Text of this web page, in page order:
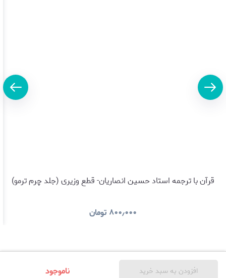
افزودن به سبد خرید ناموجود
قرآن با ترجمه استاد حسین انصاریان- قطع وزیری (جلد چرم ترمو)
۸۰۰٫۰۰۰ تومان